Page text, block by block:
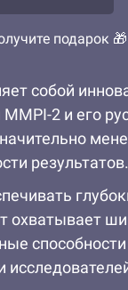
подарок 🎁
собой
2 и его
результатов.